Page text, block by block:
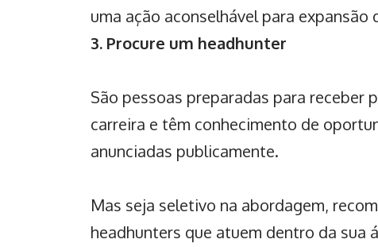
uma ação aconselhável para expansão
3. Procure um headhunter
São pessoas preparadas para receber
carreira e têm conhecimento de
anunciadas publicamente.
Mas seja seletivo na abordagem,
headhunters que atuem dentro da sua